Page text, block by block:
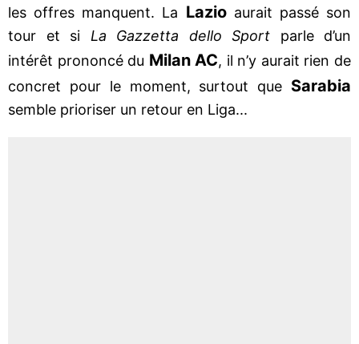
les offres manquent. La Lazioaurait passé son
tour et si La Gazzetta dello Sport parle d’un
intérêt prononcé du Milan AC, il n’y aurait rien de
concret pour le moment, surtout que Sarabia
semble prioriser un retour en Liga...